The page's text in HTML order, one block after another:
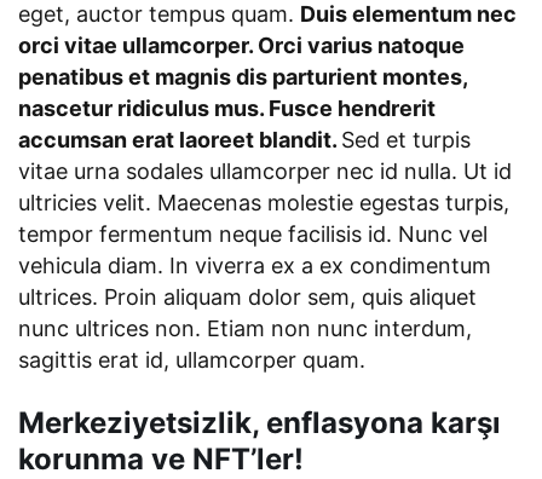
eget, auctor tempus quam. Duis elementum nec
orci vitae ullamcorper. Orci varius natoque
penatibus et magnis dis parturient montes,
nascetur ridiculus mus. Fusce hendrerit
accumsan erat laoreet blandit. Sed et turpis
vitae urna sodales ullamcorper nec id nulla. Ut id
ultricies velit. Maecenas molestie egestas turpis,
tempor fermentum neque facilisis id. Nunc vel
vehicula diam. In viverra ex a ex condimentum
ultrices. Proin aliquam dolor sem, quis aliquet
nunc ultrices non. Etiam non nunc interdum,
sagittis erat id, ullamcorper quam.
Merkeziyetsizlik, enflasyona karşı
korunma ve NFT’ler!